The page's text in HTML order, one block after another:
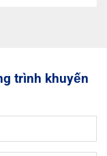
trình khuyến